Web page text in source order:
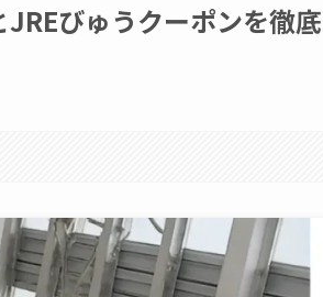
びゅうクーポンを徹底